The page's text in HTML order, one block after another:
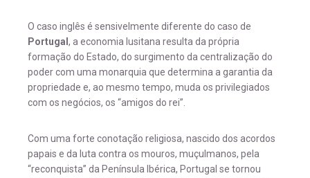
O caso inglês é sensivelmente diferente do caso de
Portugal , a economia lusitana resulta da própria
formação do Estado, do surgimento da centralização do
poder com uma monarquia que determina a garantia da
propriedade e, ao mesmo tempo, muda os privilegiados
com os negócios, os “amigos do rei”.
Com uma forte conotação religiosa, nascido dos acordos
papais e da luta contra os mouros, muçulmanos, pela
“reconquista” da Península Ibérica, Portugal se tornou